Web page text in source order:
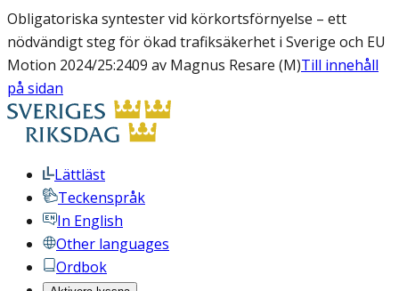
Obligatoriska syntester vid körkortsförnyelse – ett
nödvändigt steg för ökad trafiksäkerhet i Sverige och EU
Motion 2024/25:2409 av Magnus Resare (M)Till innehåll
på sidan
Lättläst
Teckenspråk
In English
Other languages
Ordbok